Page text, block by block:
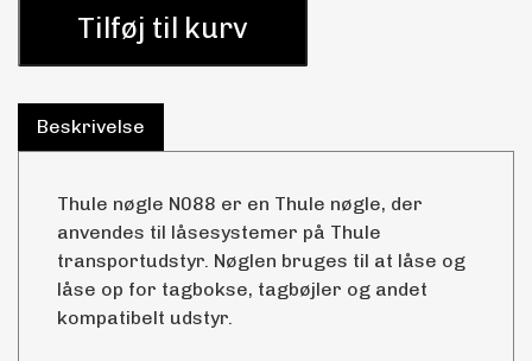
Tilføj til kurv
Beskrivelse
Thule nøgle N088 er en Thule nøgle, der
anvendes til låsesystemer på Thule
transportudstyr. Nøglen bruges til at låse og
låse op for tagbokse, tagbøjler og andet
kompatibelt udstyr.